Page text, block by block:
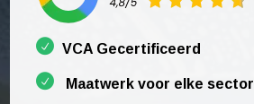
VCA Gecertificeerd
Maatwerk voor elke sector